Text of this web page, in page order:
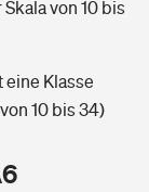
von 10 bis
eine Klasse
10 bis 34)